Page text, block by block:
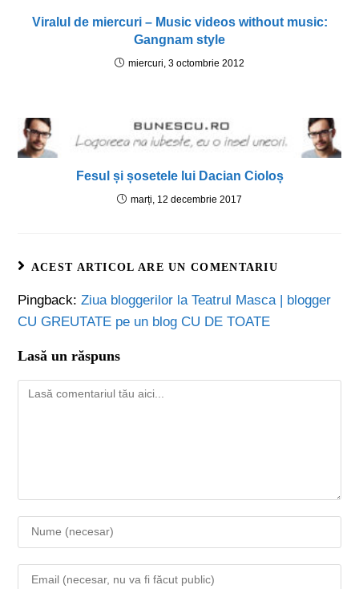
Viralul de miercuri – Music videos without music:
Gangnam style
miercuri, 3 octombrie 2012
Fesul și șosetele lui Dacian Cioloș
marți, 12 decembrie 2017
ACEST ARTICOL ARE UN COMENTARIU
Pingback:Ziua bloggerilor la Teatrul Masca | blogger
CU GREUTATE pe un blog CU DE TOATE
Lasă un răspuns